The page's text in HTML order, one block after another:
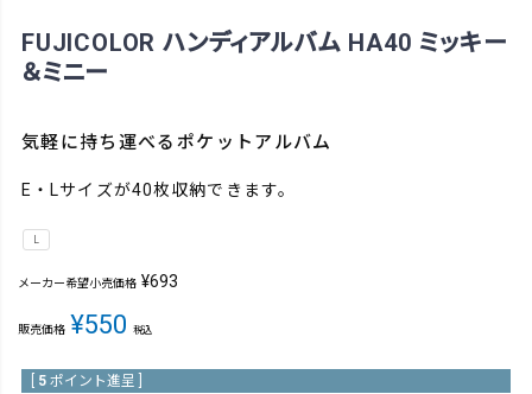
FUJICOLOR ハンディアルバム HA40 ミッキー
＆ミニー
気軽に持ち運べるポケットアルバム
E・Lサイズが40枚収納できます。
L
メーカー希望小売価格 ¥693
販売価格 ¥550 税込
5 ポイント進呈 ]